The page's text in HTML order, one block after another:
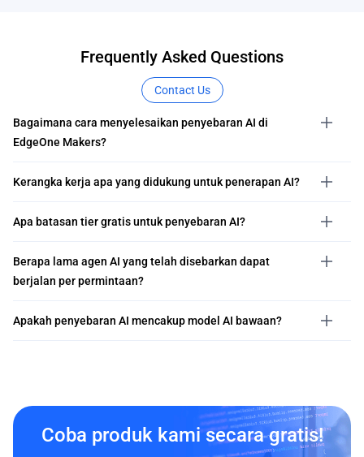
Frequently Asked Questions
Contact Us
Bagaimana cara menyelesaikan penyebaran AI di
EdgeOne Makers?
Kerangka kerja apa yang didukung untuk penerapan AI?
Apa batasan tier gratis untuk penyebaran AI?
Berapa lama agen AI yang telah disebarkan dapat
berjalan per permintaan?
Apakah penyebaran AI mencakup model AI bawaan?
Coba produk kami secara gratis!